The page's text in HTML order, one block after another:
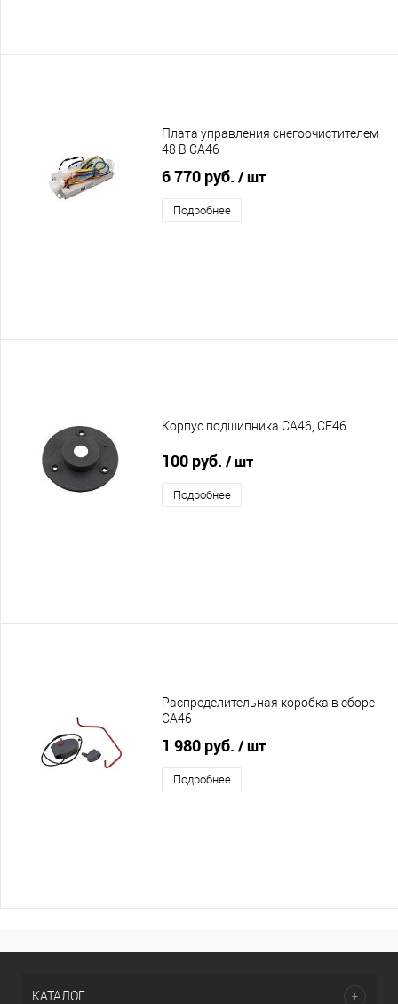
Плата управления снегоочистителем
48 В CA46
6 770 руб. / шт
Подробнее
Корпус подшипника CA46, CE46
100 руб. / шт
Подробнее
Распределительная коробка в сборе
CA46
1 980 руб. / шт
Подробнее
КАТАЛОГ